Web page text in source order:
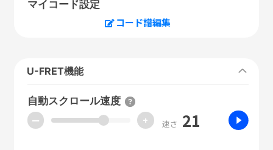
マイコード設定
コード譜編集
U-FRET機能
自動スクロール速度
ー + 速さ 21